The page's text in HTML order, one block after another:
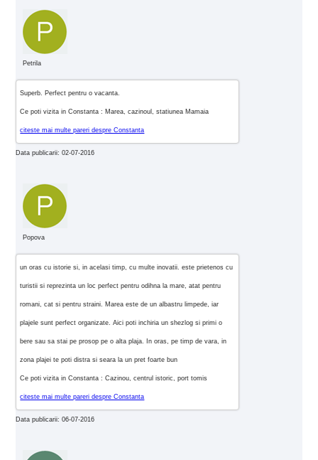
Petrila
Superb. Perfect pentru o vacanta.
Ce poti vizita in Constanta : Marea, cazinoul, statiunea Mamaia
citeste mai multe pareri despre Constanta
Data publicarii: 02-07-2016
Popova
un oras cu istorie si, in acelasi timp, cu multe inovatii. este prietenos cu
turistii si reprezinta un loc perfect pentru odihna la mare, atat pentru
romani, cat si pentru straini. Marea este de un albastru limpede, iar
plajele sunt perfect organizate. Aici poti inchiria un shezlog si primi o
bere sau sa stai pe prosop pe o alta plaja. In oras, pe timp de vara, in
zona plajei te poti distra si seara la un pret foarte bun
Ce poti vizita in Constanta : Cazinou, centrul istoric, port tomis
citeste mai multe pareri despre Constanta
Data publicarii: 06-07-2016